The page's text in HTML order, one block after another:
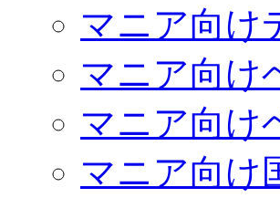
マニア向け
マニア向け
マニア向け
マニア向け